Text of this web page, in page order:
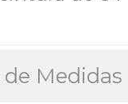
Medidas